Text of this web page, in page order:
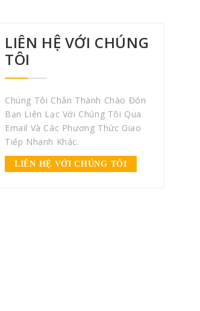
LIÊN HỆ VỚI CHÚNG
TÔI
Chúng Tôi Chân Thành Chào Đón
Bạn Liên Lạc Với Chúng Tôi Qua
Email Và Các Phương Thức Giao
Tiếp Nhanh Khác.
LIÊN HỆ VỚI CHÚNG TÔI